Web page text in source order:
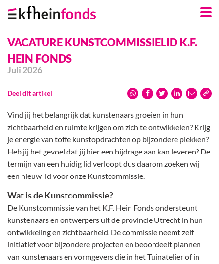
Navigation
VACATURE KUNSTCOMMISSIELID K.F.
HEIN FONDS
Juli 2026
Deel dit artikel
Vind jij het belangrijk dat kunstenaars groeien in hun
zichtbaarheid en ruimte krijgen om zich te ontwikkelen? Krijg
je energie van toffe kunstopdrachten op bijzondere plekken?
Heb jij het gevoel dat jij hier een bijdrage aan kan leveren? De
termijn van een huidig lid verloopt dus daarom zoeken wij
een nieuw lid voor onze Kunstcommissie.
Wat is de Kunstcommissie?
De Kunstcommissie van het K.F. Hein Fonds ondersteunt
kunstenaars en ontwerpers uit de provincie Utrecht in hun
ontwikkeling en zichtbaarheid. De commissie neemt zelf
initiatief voor bijzondere projecten en beoordeelt plannen
van kunstenaars en vormgevers die in het Tuinatelier of in